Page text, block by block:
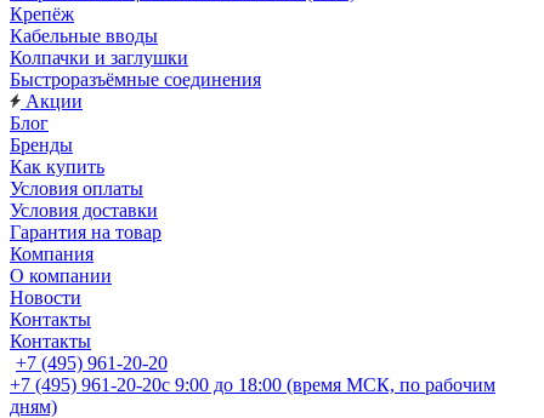
Крепёж
Кабельные вводы
Колпачки и заглушки
Быстроразъёмные соединения
Акции
Блог
Бренды
Как купить
Условия оплаты
Условия доставки
Гарантия на товар
Компания
О компании
Новости
Контакты
Контакты
+7 (495) 961-20-20
+7 (495) 961-20-20с 9:00 до 18:00 (время МСК, по рабочим
дням)